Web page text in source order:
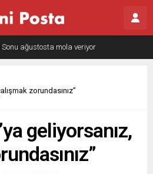
Sonu ağustosta mola veriyor
zorundasınız”
geliyorsanız,